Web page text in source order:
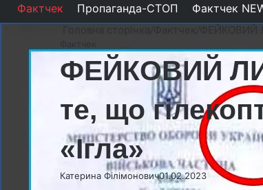
Фактчек Пропаганда-СТОП Фактчек
Фактчек
ФЕЙКОВИЙ
те, що
«Ігла»
Катерина Філімонович01.02.2023